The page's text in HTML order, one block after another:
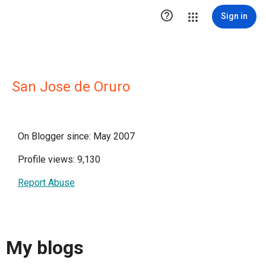
 Sign in
San Jose de Oruro
On Blogger since: May 2007
Profile views: 9,130
Report Abuse
My blogs